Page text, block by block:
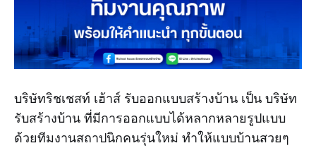
บริษัทริชเชสท์ เฮ้าส์ รับออกแบบสร้างบ้าน เป็น บริษัท
รับสร้างบ้าน ที่มีการออกแบบได้หลากหลายรูปแบบ
ด้วยทีมงานสถาปนิกคนรุ่นใหม่ ทำให้แบบบ้านสวยๆ